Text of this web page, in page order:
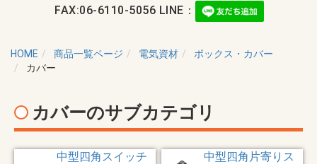
FAX:06-6110-5056 LINE：
HOME 商品一覧ページ 電気資材
ボックス・カバー
カバー
カバーのサブカテゴリ
中型四角スイッチ
中型四角片寄りス